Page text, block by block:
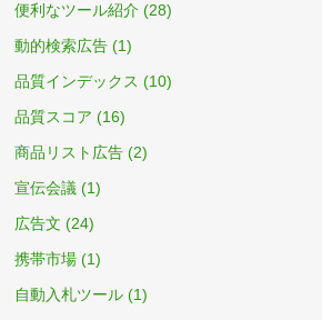
便利なツール紹介 (28)
動的検索広告 (1)
品質インデックス (10)
品質スコア (16)
商品リスト広告 (2)
宣伝会議 (1)
広告文 (24)
携帯市場 (1)
自動入札ツール (1)